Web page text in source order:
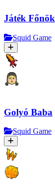
Játék Főnök
Squid Game
Golyó Baba
Squid Game